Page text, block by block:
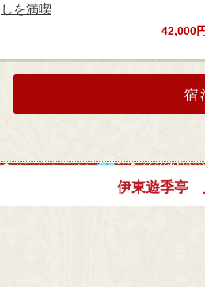
しを満喫
42,000
伊東遊季亭